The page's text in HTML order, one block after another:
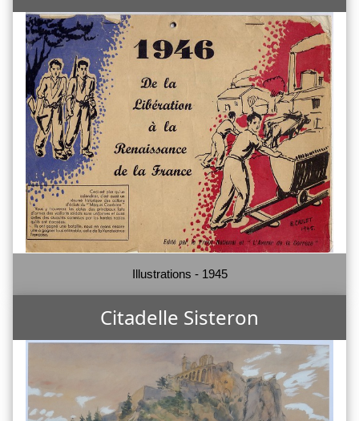
Illustrations - 1945
Citadelle Sisteron